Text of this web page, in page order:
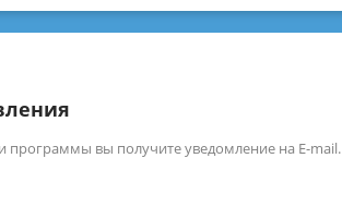
вы получите уведомление на E-mail.